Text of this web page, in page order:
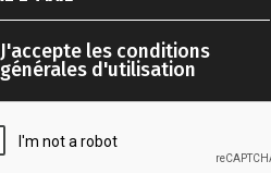
J'accepte les conditions
générales d'utilisation